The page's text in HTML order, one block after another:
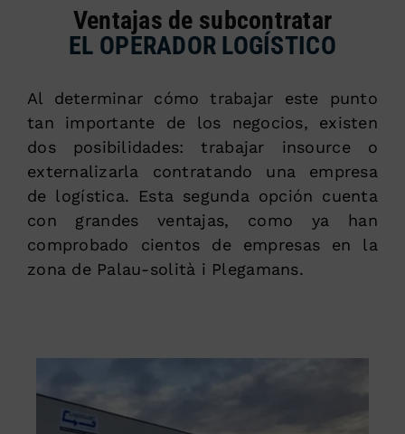
Ventajas de subcontratar
EL OPERADOR LOGÍSTICO
Al determinar cómo trabajar este punto
tan importante de los negocios, existen
dos posibilidades: trabajar insource o
externalizarla contratando una empresa
de logística. Esta segunda opción cuenta
con grandes ventajas, como ya han
comprobado cientos de empresas en la
zona de Palau-solità i Plegamans.